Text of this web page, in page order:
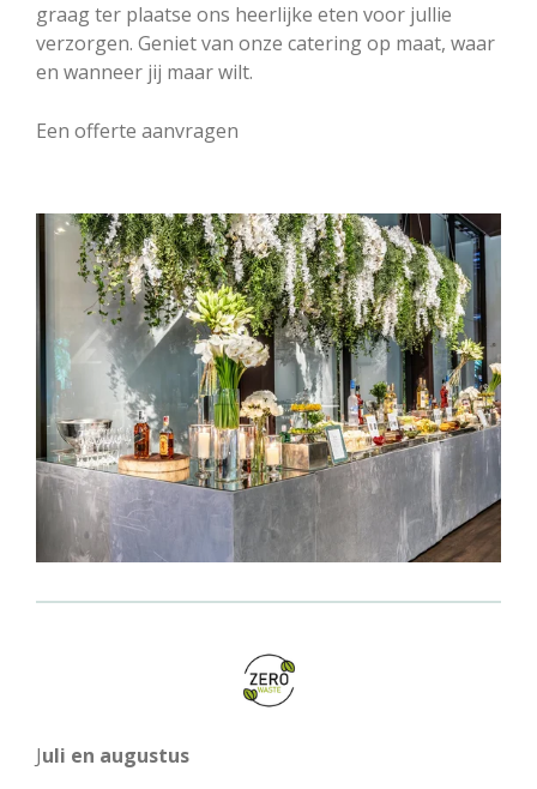
graag ter plaatse ons heerlijke eten voor jullie
verzorgen. Geniet van onze catering op maat, waar
en wanneer jij maar wilt.
Een offerte aanvragen
Juli en augustus